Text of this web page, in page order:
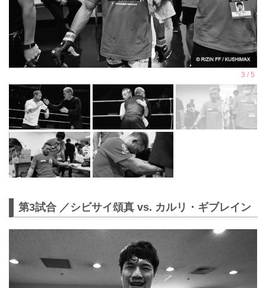
第3試合 ／シビサイ頌真 vs. カルリ・ギブレイン